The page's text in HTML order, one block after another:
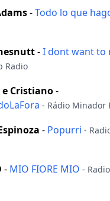
-Todo lo que
-I dont want to
Radio
e Cristiano-
- Rádio Minador
- Popurri -
- MIO FIORE MIO -